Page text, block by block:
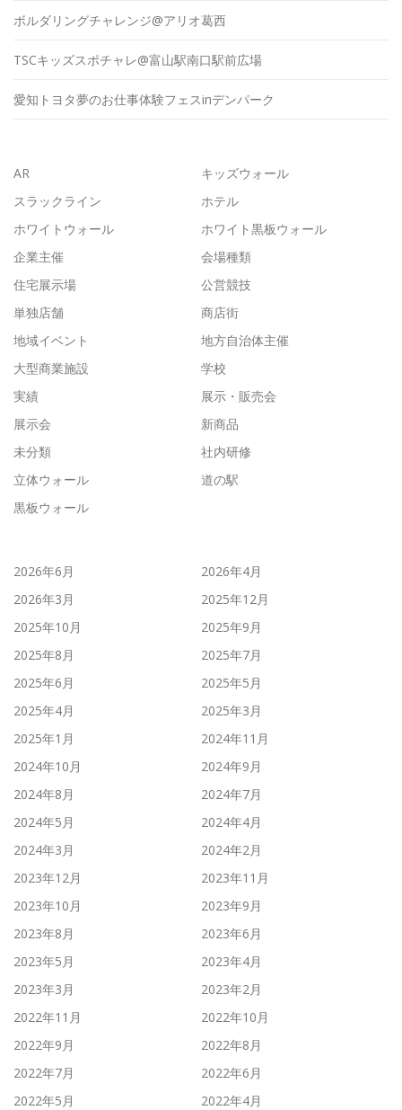
ボルダリングチャレンジ@アリオ葛西
TSCキッズスポチャレ@富山駅南口駅前広場
愛知トヨタ夢のお仕事体験フェスinデンパーク
AR
キッズウォール
スラックライン
ホテル
ホワイトウォール
ホワイト黒板ウォール
企業主催
会場種類
住宅展示場
公営競技
単独店舗
商店街
地域イベント
地方自治体主催
大型商業施設
学校
実績
展示・販売会
展示会
新商品
未分類
社内研修
立体ウォール
道の駅
黒板ウォール
2026年6月
2026年4月
2026年3月
2025年12月
2025年10月
2025年9月
2025年8月
2025年7月
2025年6月
2025年5月
2025年4月
2025年3月
2025年1月
2024年11月
2024年10月
2024年9月
2024年8月
2024年7月
2024年5月
2024年4月
2024年3月
2024年2月
2023年12月
2023年11月
2023年10月
2023年9月
2023年8月
2023年6月
2023年5月
2023年4月
2023年3月
2023年2月
2022年11月
2022年10月
2022年9月
2022年8月
2022年7月
2022年6月
2022年5月
2022年4月